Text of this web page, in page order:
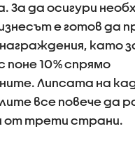
За да осигури
е готов да
като
поне 10% спрямо
Липсата на
все повече да
от трети страни.